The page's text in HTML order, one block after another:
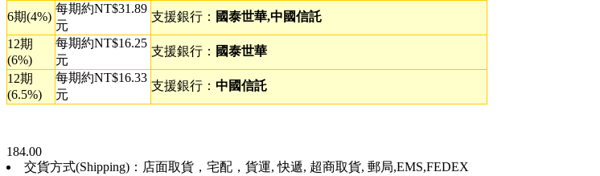
6期(4%)
每期約NT$31.89
元
支援銀行： 國泰世華,中國信託
12期
(6%)
每期約NT$16.25
元
支援銀行： 國泰世華
12期
(6.5%)
每期約NT$16.33
元
支援銀行： 中國信託
184.00
交貨方式(Shipping)：店面取貨，宅配，貨運, 快遞, 超商取貨, 郵局,EMS,FEDEX